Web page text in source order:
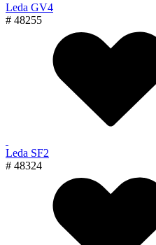
Leda GV4
# 48255
Leda SF2
# 48324